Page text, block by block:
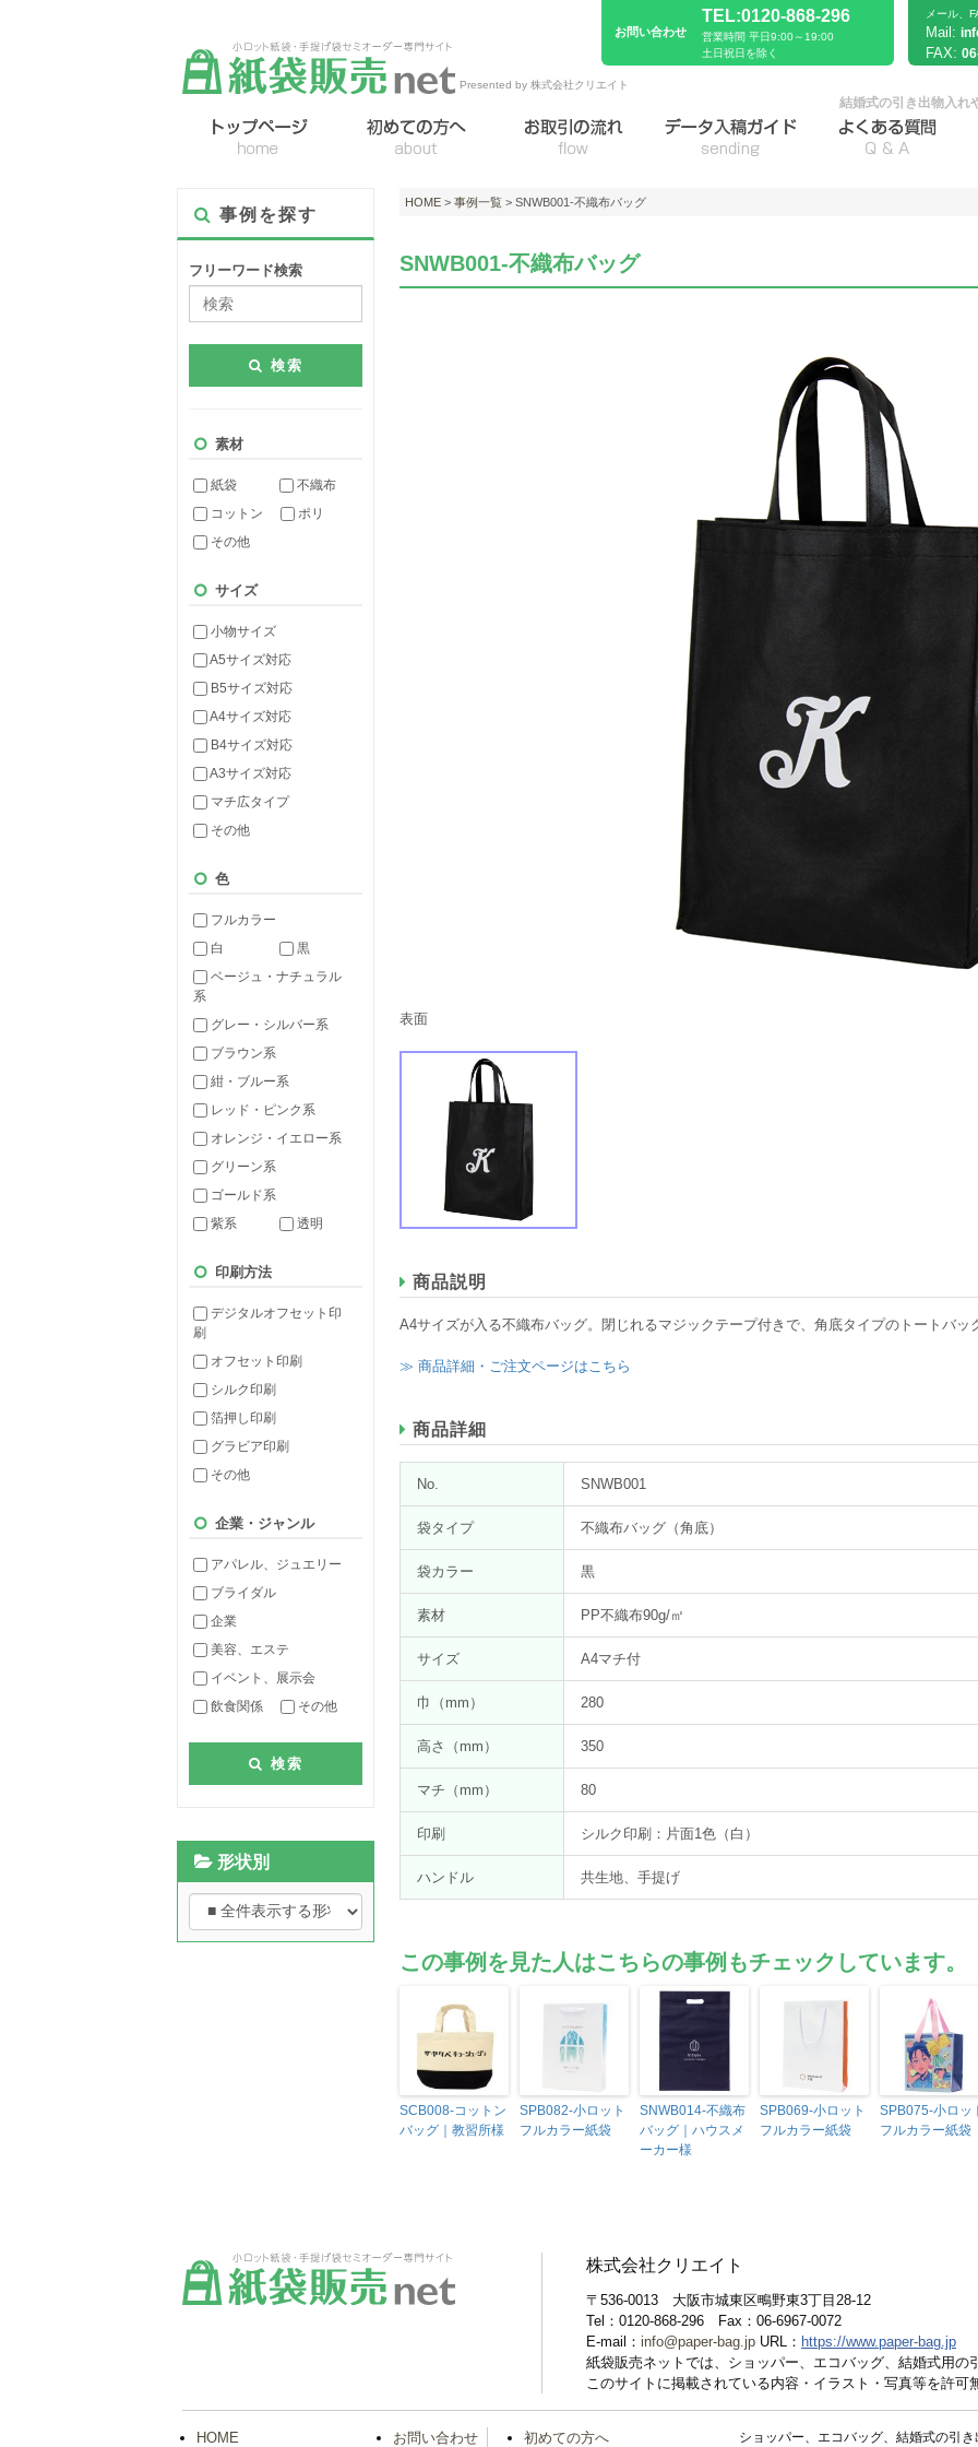
Presented by 株式会社クリエイト
お問い合わせ
TEL:0120-868-296
営業時間 平日9:00～19:00
土日祝日を除く
メール、
Mail:
FAX:
結婚式の引き出物入れ
事例を探す
フリーワード検索
検索
素材
紙袋
不織布
コットン
ポリ
その他
サイズ
小物サイズ
A5サイズ対応
B5サイズ対応
A4サイズ対応
B4サイズ対応
A3サイズ対応
マチ広タイプ
その他
色
フルカラー
白
黒
ベージュ・ナチュラル
系
グレー・シルバー系
ブラウン系
紺・ブルー系
レッド・ピンク系
オレンジ・イエロー系
グリーン系
ゴールド系
紫系
透明
印刷方法
デジタルオフセット印
刷
オフセット印刷
シルク印刷
箔押し印刷
グラビア印刷
その他
企業・ジャンル
アパレル、ジュエリー
ブライダル
企業
美容、エステ
イベント、展示会
飲食関係
その他
検索
形状別
HOME > 事例一覧 > SNWB001-不織布バッグ
SNWB001-不織布バッグ
表面
商品説明
A4サイズが入る不織布バッグ。閉じれるマジックテープ付きで、角底タイプのトートバッ
≫ 商品詳細・ご注文ページはこちら
商品詳細
No. SNWB001
袋タイプ 不織布バッグ（角底）
袋カラー 黒
素材 PP不織布90g/㎡
サイズ A4マチ付
巾（mm） 280
高さ（mm） 350
マチ（mm） 80
印刷 シルク印刷：片面1色（白）
ハンドル 共生地、手提げ
この事例を見た人はこちらの事例もチェックしています。
SCB008-コットン
バッグ｜教習所様
SPB082-小ロット
フルカラー紙袋
SNWB014-不織布
バッグ｜ハウスメ
ーカー様
SPB069-小ロット
フルカラー紙袋
SPB075-小ロッ
フルカラー紙袋
株式会社クリエイト
〒536-0013 大阪市城東区鴫野東3丁目28-12
Tel：0120-868-296 Fax：06-6967-0072
E-mail： info@paper-bag.jp URL： https://www.paper-bag.jp
紙袋販売ネットでは、ショッパー、エコバッグ、結婚式用
このサイトに掲載されている内容・イラスト・写真等を許
HOME お問い合わせ 初めての方へ ショッパー、エコバッグ、結婚式の引